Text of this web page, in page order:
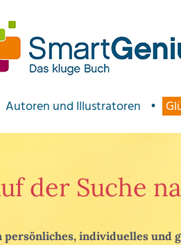
Autoren und Illustratoren •
der Suche
persönliches, individuelles und